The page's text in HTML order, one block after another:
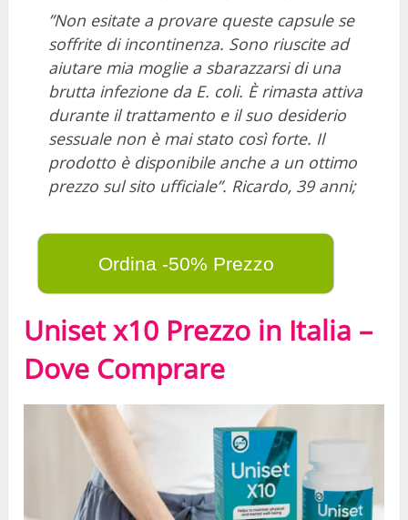
”Non esitate a provare queste capsule se
soffrite di incontinenza. Sono riuscite ad
aiutare mia moglie a sbarazzarsi di una
brutta infezione da E. coli. È rimasta attiva
durante il trattamento e il suo desiderio
sessuale non è mai stato così forte. Il
prodotto è disponibile anche a un ottimo
prezzo sul sito ufficiale”. Ricardo, 39 anni;
Ordina -50% Prezzo
Uniset x10 Prezzo in Italia –
Dove Comprare